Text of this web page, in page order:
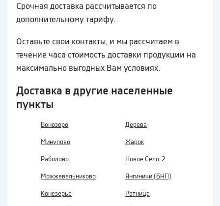
Срочная доставка рассчитывается по
дополнительному тарифу.
Оставьте свои контакты, и мы рассчитаем в
течение часа стоимость доставки продукции на
максимально выгодных Вам условиях.
Доставка в другие населенные
пункты
Вонозеро Дерева
Минулово Жарок
Раболово Новое Село-2
Можжевельниково Янгиничи (БНП)
Конезерье Ратница